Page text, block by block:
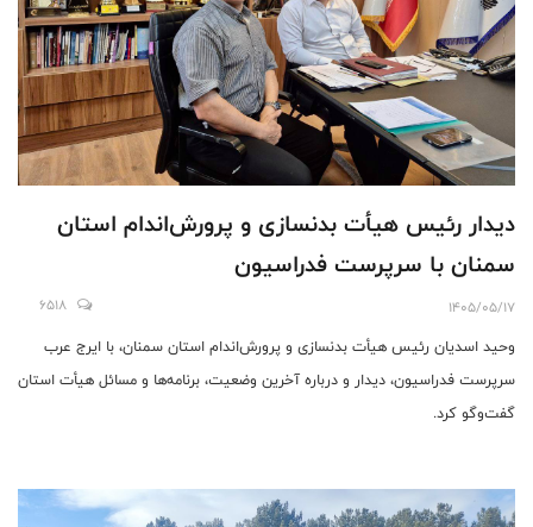
دیدار رئیس هیأت بدنسازی و پرورش‌اندام استان
سمنان با سرپرست فدراسیون
1405/05/17
6518
وحید اسدیان رئیس هیأت بدنسازی و پرورش‌اندام استان سمنان، با ایرج عرب
سرپرست فدراسیون، دیدار و درباره آخرین وضعیت، برنامه‌ها و مسائل هیأت استان
گفت‌وگو کرد.